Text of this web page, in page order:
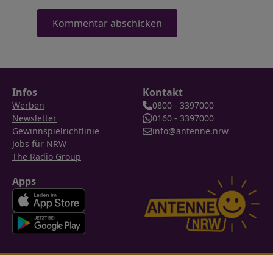
Infos
Werben
Newsletter
Gewinnspielrichtlinie
Jobs für NRW
The Radio Group
Kontakt
0800 - 3397000
0160 - 3397000
info@antenne.nrw
Apps